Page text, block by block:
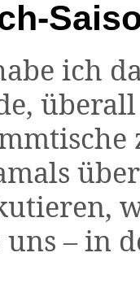
ich
– in